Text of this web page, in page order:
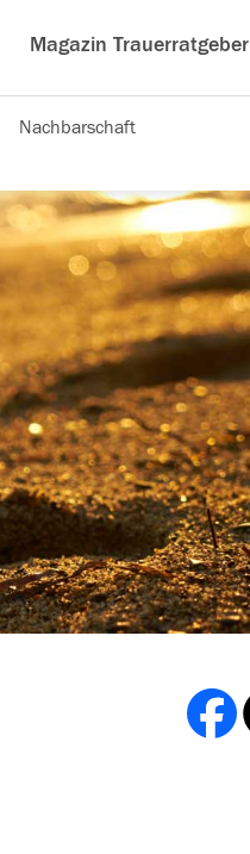
Magazin Trauerratgeber
Nachbarschaft